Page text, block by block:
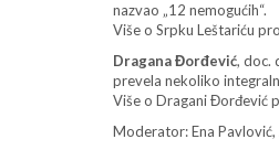
nazvao „12 nemogućih“.
Više o Srpku Leštariću
Dragana Đorđević, doc.
prevela nekoliko
Više o Dragani Đorđević
Moderator: Ena